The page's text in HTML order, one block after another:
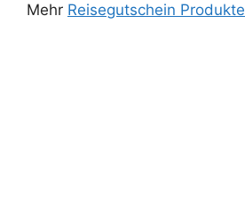
Mehr Reisegutschein Produkte